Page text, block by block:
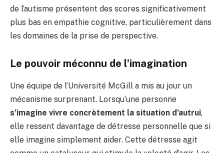
de l’autisme présentent des scores significativement
plus bas en empathie cognitive, particulièrement dans
les domaines de la prise de perspective.
Le pouvoir méconnu de l’imagination
Une équipe de l’Université McGill a mis au jour un
mécanisme surprenant. Lorsqu’une personne
s’imagine vivre concrètement la situation d’autrui,
elle ressent davantage de détresse personnelle que si
elle imagine simplement aider. Cette détresse agit